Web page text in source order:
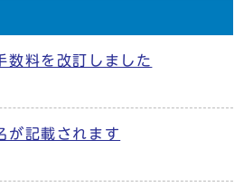
数料を改訂しました
が記載されます